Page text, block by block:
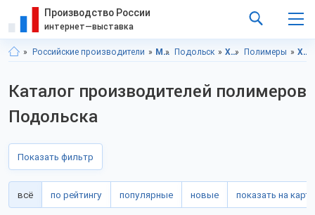
Производство России
интернет—выставка
Российские производители Московская область Подольск Химическая промышленность Полимеры Химическая промышленность, Московская область
Каталог производителей полимеров
Подольска
Показать фильтр
всё по рейтингу популярные новые показать на карте